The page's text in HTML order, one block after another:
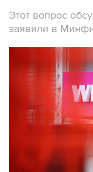
Этот вопрос
заявили в